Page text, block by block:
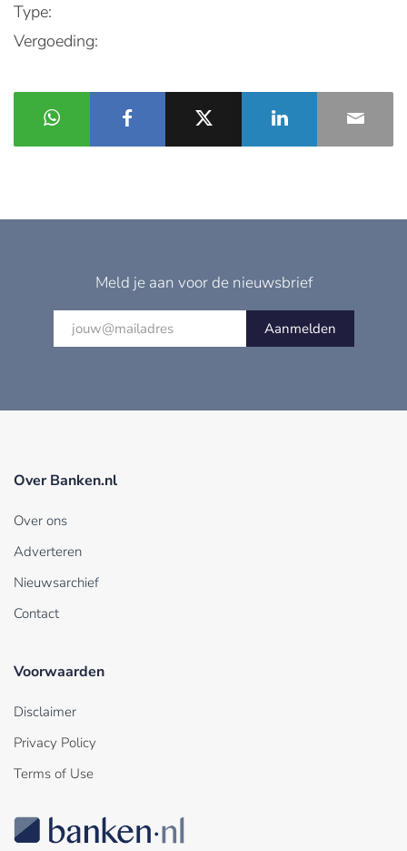
Type:
Vergoeding:
Meld je aan voor de nieuwsbrief
Aanmelden
Over Banken.nl
Over ons
Adverteren
Nieuwsarchief
Contact
Voorwaarden
Disclaimer
Privacy Policy
Terms of Use